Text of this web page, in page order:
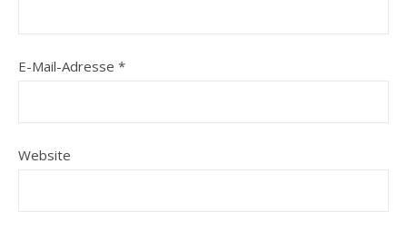
E-Mail-Adresse *
Website